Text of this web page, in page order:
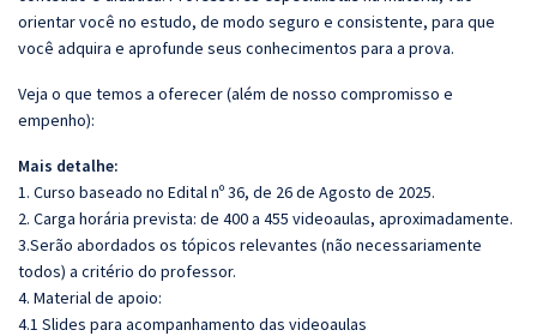
orientar você no estudo, de modo seguro e consistente, para que
você adquira e aprofunde seus conhecimentos para a prova.
Veja o que temos a oferecer (além de nosso compromisso e
empenho):
Mais detalhe:
1. Curso baseado no Edital nº 36, de 26 de Agosto de 2025.
2. Carga horária prevista: de 400 a 455 videoaulas, aproximadamente.
3.Serão abordados os tópicos relevantes (não necessariamente
todos) a critério do professor.
4. Material de apoio:
4.1 Slides para acompanhamento das videoaulas